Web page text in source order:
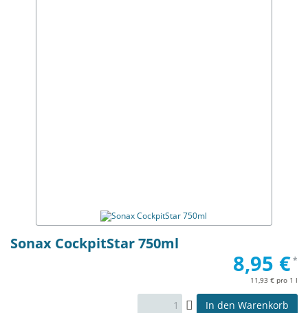
Sonax CockpitStar 750ml
8,95 €*
11,93 € pro 1 l
In den Warenkorb